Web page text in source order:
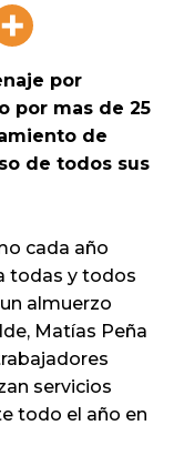
por
por mas de 25
de
de todos sus
cada año
todas y todos
almuerzo
Matías Peña
servicios
todo el año en